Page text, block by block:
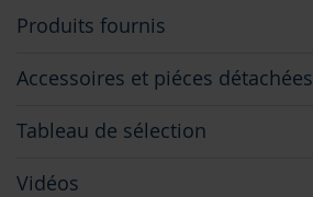
Produits fournis
Accessoires et piéces détachées
Tableau de sélection
Vidéos